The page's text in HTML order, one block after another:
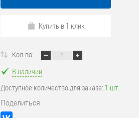
Купить в 1 клик
Кол-во:
В наличии
Доступное количество для заказа: 1 шт.
Поделиться